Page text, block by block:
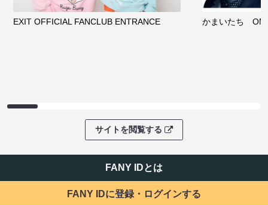
EXIT OFFICIAL FANCLUB ENTRANCE かまいたち
サイトを閲覧する
FANY IDとは
FANY IDに登録・ログインする